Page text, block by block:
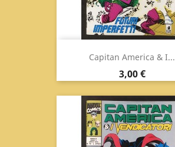
Capitan America & I...
Prezzo
3,00 €